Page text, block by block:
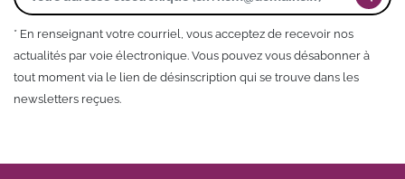
* En renseignant votre courriel, vous acceptez de recevoir nos
actualités par voie électronique. Vous pouvez vous désabonner à
tout moment via le lien de désinscription qui se trouve dans les
newsletters reçues.